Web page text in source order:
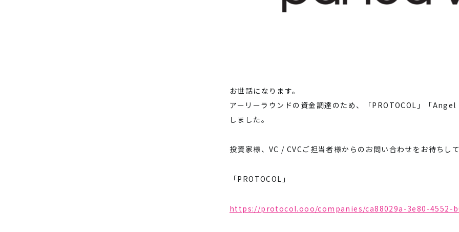
お世話になります。
アーリーラウンドの資金調達のため、「PROTOCOL」「
しました。
投資家様、VC / CVCご担当者様からのお問い合わせをお待ちし
「PROTOCOL」
https://protocol.ooo/companies/ca88029a-3e80-4552-